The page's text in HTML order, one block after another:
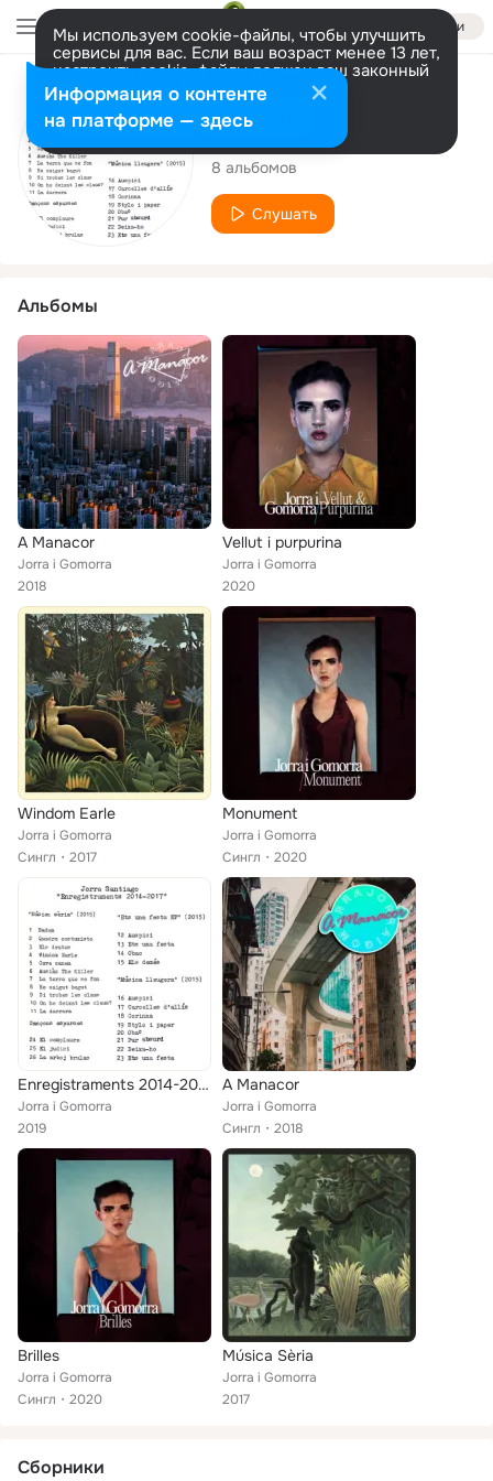
Войти
Мы используем cookie-файлы, чтобы улучшить
сервисы для вас. Если ваш возраст менее 13 лет,
настроить cookie-файлы должен ваш законный
представитель. Больше информации
Разрешить все Настроить
Исполнитель
Jorra i Gomorra
8 альбомов
Слушать
Альбомы
A Manacor
Jorra i Gomorra
2018
Vellut i purpurina
Jorra i Gomorra
2020
Windom Earle
Jorra i Gomorra
Сингл
2017
Monument
Jorra i Gomorra
Сингл
2020
Enregistraments 2014-2016
Jorra i Gomorra
2019
A Manacor
Jorra i Gomorra
Сингл
2018
Brilles
Jorra i Gomorra
Сингл
2020
Música Sèria
Jorra i Gomorra
2017
Сборники
Информация о контенте
на платформе — здесь